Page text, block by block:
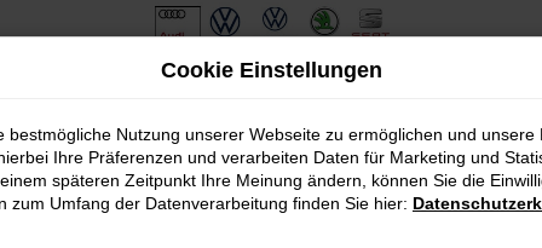
Cookie Einstellungen
bestmögliche Nutzung unserer Webseite zu ermöglichen und unsere
Ihre Präferenzen und verarbeiten Daten für Marketing und
späteren Zeitpunkt Ihre Meinung ändern, können Sie die
zum Umfang der Datenverarbeitung finden Sie hier: